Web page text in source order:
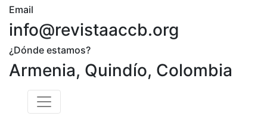
Email
info@revistaaccb.org
¿Dónde estamos?
Armenia, Quindío, Colombia